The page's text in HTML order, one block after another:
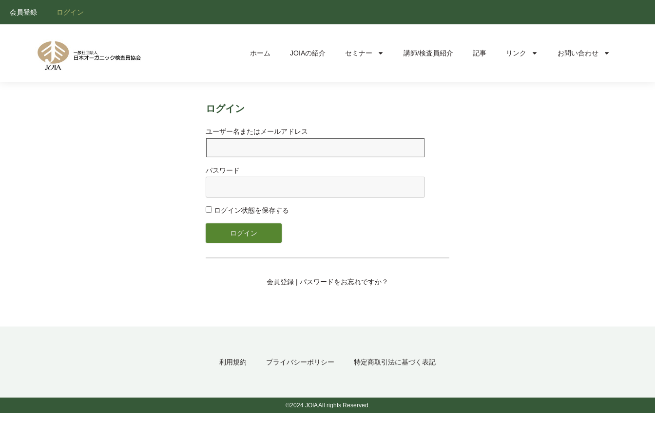
会員登録 ログイン
ホーム JOIAの紹介 セミナー 講師/検査員紹介 記事 リンク お問い合わせ
ログイン
ユーザー名またはメールアドレス
パスワード
ログイン状態を保存する
会員登録 | パスワードをお忘れですか？
利用規約 プライバシーポリシー 特定商取引法に基づく表記
©2024 JOIA All rights Reserved.